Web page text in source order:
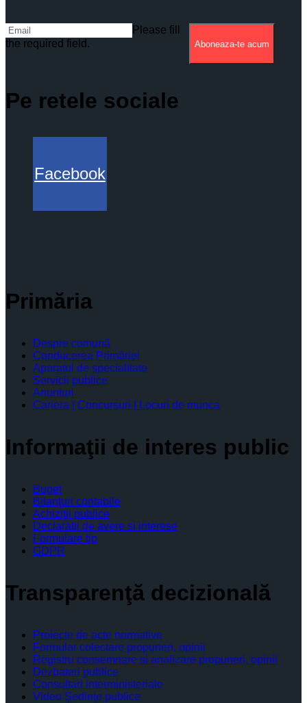
Please fill
the required field.
Aboneaza-te acum
Pe retele sociale
Facebook
Primăria
Despre comună
Conducerea Primăriei
Aparatul de specialitate
Servicii publice
Anunturi
Cariera | Concursuri | Locuri de munca
Informaţii de interes public
Buget
Bilanţuri contabile
Achiziţii publice
Declaratii de avere si interese
Formulare tip
GDPR
Transparenţă decizională
Proiecte de acte normative
Formular colectare propuneri, opinii
Registru consemnare si analizare propuneri, opinii
Dezbateri publice
Consultari interministeriale
Video Şedinţe publice